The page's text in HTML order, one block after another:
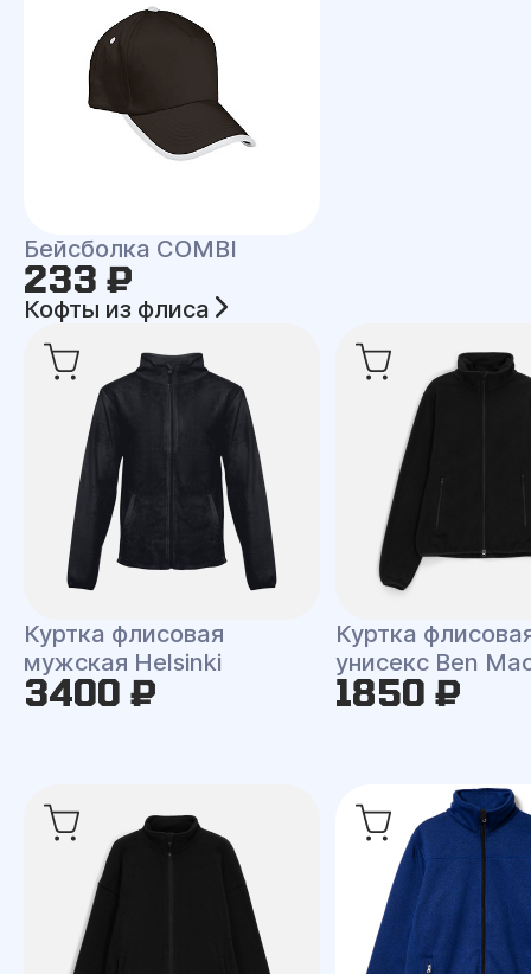
Бейсболка COMBI
233 ₽
Кофты из флиса
Куртка флисовая
мужская Helsinki
3400 ₽
Куртка
унисекс Ben
1850 ₽